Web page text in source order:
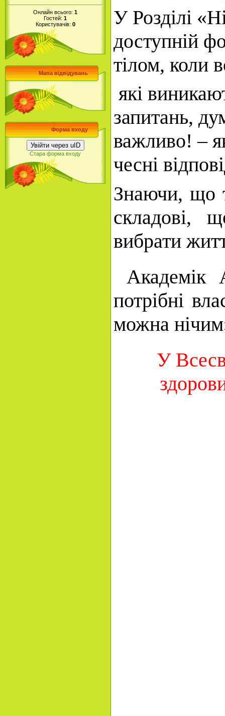
Онлайн всього: 1
Гостей: 1
Користувачів: 0
Мапа відвідувань
Форма входу
Увійти через uID
Стара форма входу
У Розділі
доступній
тілом, коли
які
запитань,
важливо! –
чесні
Знаючи, що
складові,
вибрати
Академік
потрібні
можна
У